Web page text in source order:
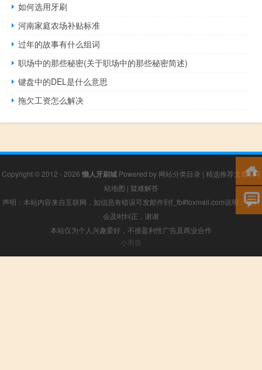
如何选用牙刷
河南家庭农场补贴标准
过年的故事有什么组词
职场中的那些秘密(关于职场中的那些秘密简述)
键盘中的DEL是什么意思
拖欠工资怎么解决
Copyright © 2012 - 2026 懒人牙刷城 Powered by 网站分类目录 | 精选推荐文章 |网
站地图 | 疑难解答
声明：本站内容来自互联网，如信息有错误可发邮件到f_fb#foxmail.com说明，我们
会及时纠正，谢谢
本站仅为个人兴趣爱好，不接盈利性广告及商业合作
小男孩